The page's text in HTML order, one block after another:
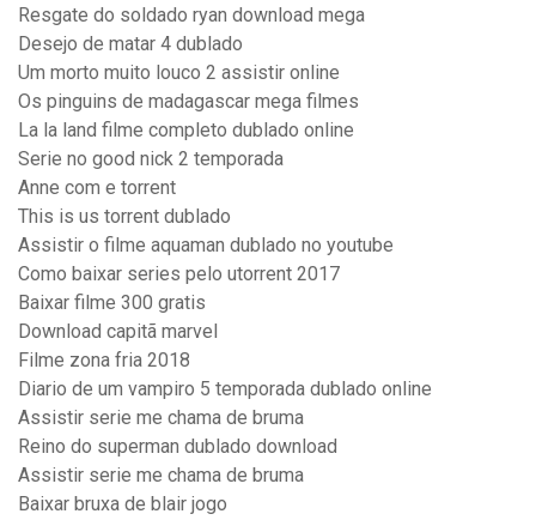
Resgate do soldado ryan download mega
Desejo de matar 4 dublado
Um morto muito louco 2 assistir online
Os pinguins de madagascar mega filmes
La la land filme completo dublado online
Serie no good nick 2 temporada
Anne com e torrent
This is us torrent dublado
Assistir o filme aquaman dublado no youtube
Como baixar series pelo utorrent 2017
Baixar filme 300 gratis
Download capitã marvel
Filme zona fria 2018
Diario de um vampiro 5 temporada dublado online
Assistir serie me chama de bruma
Reino do superman dublado download
Assistir serie me chama de bruma
Baixar bruxa de blair jogo